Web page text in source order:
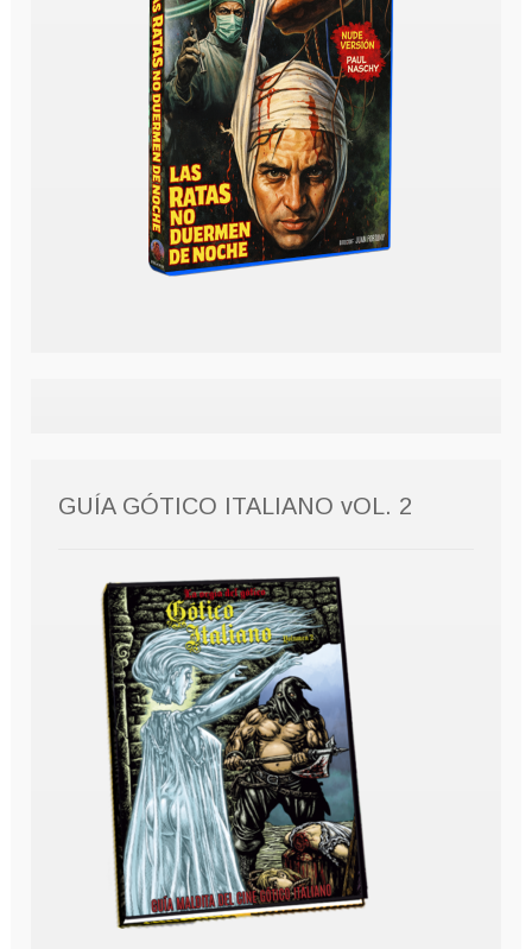
GUÍA GÓTICO ITALIANO vOL. 2